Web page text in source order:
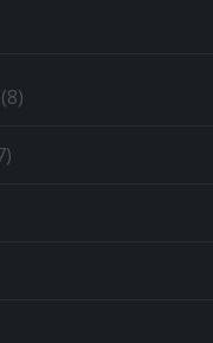
(8)